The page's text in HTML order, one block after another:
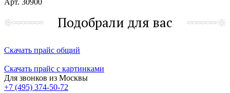
Арт. 30900
Подобрали для вас
Скачать прайс общий
Скачать прайс с картинками
Для звонков из Москвы
+7 (495) 374-50-72